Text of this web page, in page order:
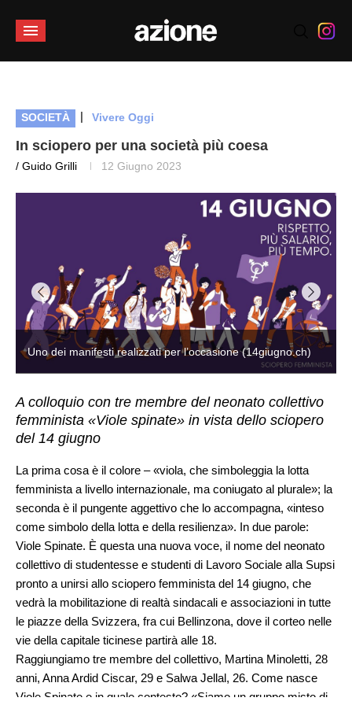
SOCIETÀ | Vivere Oggi
In sciopero per una società più coesa
/ Guido Grilli 12 Giugno 2023
Uno dei manifesti realizzati per l’occasione (14giugno.ch)
A colloquio con tre membre del neonato collettivo
femminista «Viole spinate» in vista dello sciopero
del 14 giugno
La prima cosa è il colore – «viola, che simboleggia la lotta
femminista a livello internazionale, ma coniugato al plurale»; la
seconda è il pungente aggettivo che lo accompagna, «inteso
come simbolo della lotta e della resilienza». In due parole:
Viole Spinate. È questa una nuova voce, il nome del neonato
collettivo di studentesse e studenti di Lavoro Sociale alla Supsi
pronto a unirsi allo sciopero femminista del 14 giugno, che
vedrà la mobilitazione di realtà sindacali e associazioni in tutte
le piazze della Svizzera, fra cui Bellinzona, dove il corteo nelle
vie della capitale ticinese partirà alle 18.
Raggiungiamo tre membre del collettivo, Martina Minoletti, 28
anni, Anna Ardid Ciscar, 29 e Salwa Jellal, 26. Come nasce
Viole Spinate e in quale contesto? «Siamo un gruppo misto di